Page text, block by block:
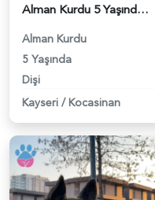
Alman Kurdu 5 Yaşında Dişi Köpeğime Eş Arıyorum - 118984027
Alman Kurdu
5 Yaşında
Dişi
Kayseri / Kocasinan